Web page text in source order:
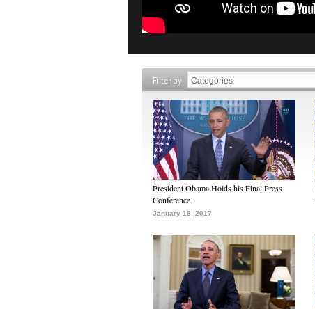
Filter by
President Obama Holds his Final Press
Conference
January 18, 2017